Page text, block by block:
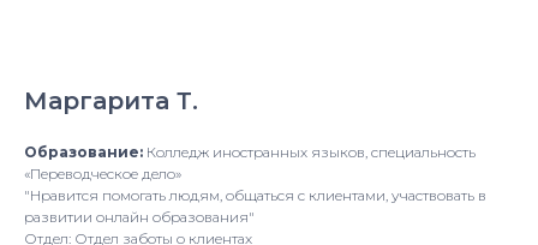
Маргарита Т.
Образование: Колледж иностранных языков, специальность
«Переводческое дело»
"Нравится помогать людям, общаться с клиентами, участвовать в
развитии онлайн образования"
Отдел: Отдел заботы о клиентах